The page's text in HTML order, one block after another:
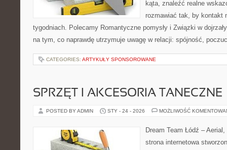
kąta, znaleźć realne
rozmawiać tak, by kontakt
tygodniach. Polecamy Romantyczne pomysły i Związki w
na tym, co naprawdę utrzymuje uwagę w relacji: spójność,
CATEGORIES: ARTYKUŁY SPONSOROWANE
SPRZĘT I AKCESORIA TANECZNE
POSTED BY ADMIN STY - 24 - 2026 MOŻLIWOŚĆ
Dream Team Łódź –
strona internetowa